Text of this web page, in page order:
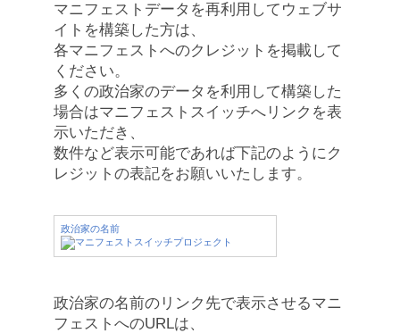
マニフェストデータを再利用してウェブサ
イトを構築した方は、
各マニフェストへのクレジットを掲載して
ください。
多くの政治家のデータを利用して構築した
場合はマニフェストスイッチへリンクを表
示いただき、
数件など表示可能であれば下記のようにク
レジットの表記をお願いいたします。
政治家の名前
政治家の名前のリンク先で表示させるマニ
フェストへのURLは、